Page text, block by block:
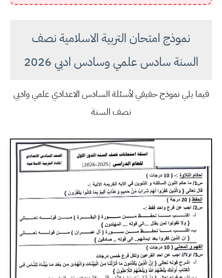
نموذج امتحان التربية الاسلامية نصف
السنة سادس علمي وسادس ادبي 2026
فيما يلي نموذج حقيقي لأسئلة السادس الاعدادي علمي وادبي
نصف السنة